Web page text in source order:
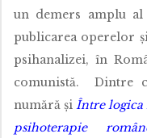
un demers amplu
publicarea operelor
psihanalizei, în
comunistă. Dintre
numără și Între
psihoterapie